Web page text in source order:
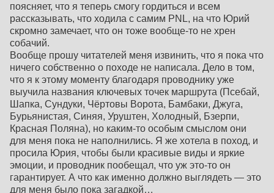
поясняет, что я теперь смогу гордиться и всем
рассказывать, что ходила с самим PNL, на что Юрий
скромно замечает, что он тоже вообще-то не хрен
собачий.
Вообще прошу читателей меня извинить, что я пока что
ничего собственно о походе не написала. Дело в том,
что я к этому моменту благодаря проводнику уже
выучила названия ключевых точек маршрута (Псебай,
Шапка, Сундуки, Чёртовы Ворота, Бамбаки, Джуга,
Бурьянистая, Синяя, Уруштен, Холодный, Бзерпи,
Красная Поляна), но каким-то особым смыслом они
для меня пока не наполнились. Я же хотела в поход, и
просила Юрия, чтобы были красивые виды и яркие
эмоции, и проводник пообещал, что уж это-то он
гарантирует. А что как именно должно выглядеть — это
для меня было пока загадкой…